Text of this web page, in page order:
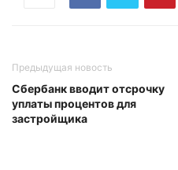
Предыдущая новость
Сбербанк вводит отсрочку
уплаты процентов для
застройщика